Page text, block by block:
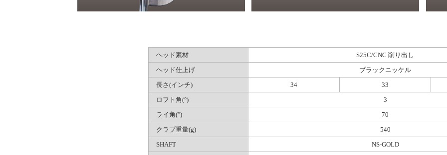
ヘッド素材
S25C/CNC 削り出し
ヘッド仕上げ
ブラックニッケル
長さ(インチ)
34
33
ロフト角(°)
3
ライ角(°)
70
クラブ重量(g)
540
SHAFT
NS-GOLD